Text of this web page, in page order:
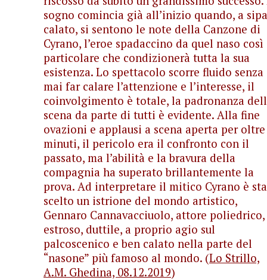
sogno comincia già all’inizio quando, a
calato, si sentono le note della Canzone di
Cyrano, l’eroe spadaccino da quel naso così
particolare che condizionerà tutta la sua
esistenza. Lo spettacolo scorre fluido senza
mai far calare l’attenzione e l’interesse, il
coinvolgimento è totale, la padronanza
scena da parte di tutti è evidente. Alla fine
ovazioni e applausi a scena aperta per oltre
minuti, il pericolo era il confronto con il
passato, ma l’abilità e la bravura della
compagnia ha superato brillantemente la
prova. Ad interpretare il mitico Cyrano è
scelto un istrione del mondo artistico,
Gennaro Cannavacciuolo, attore poliedrico,
estroso, duttile, a proprio agio sul
palcoscenico e ben calato nella parte del
“nasone” più famoso al mondo. (Lo Strillo,
A.M. Ghedina, 08.12.2019)